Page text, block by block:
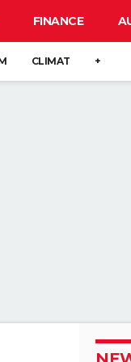
FINANCE
CLIMAT +